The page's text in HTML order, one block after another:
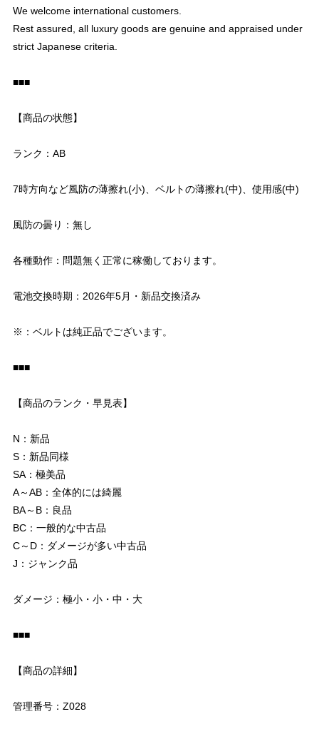
We welcome international customers.
Rest assured, all luxury goods are genuine and appraised under
strict Japanese criteria.
■■■
【商品の状態】
ランク：AB
7時方向など風防の薄擦れ(小)、ベルトの薄擦れ(中)、使用感(中)
風防の曇り：無し
各種動作：問題無く正常に稼働しております。
電池交換時期：2026年5月・新品交換済み
※：ベルトは純正品でございます。
■■■
【商品のランク・早見表】
N：新品
S：新品同様
SA：極美品
A～AB：全体的には綺麗
BA～B：良品
BC：一般的な中古品
C～D：ダメージが多い中古品
J：ジャンク品
ダメージ：極小・小・中・大
■■■
【商品の詳細】
管理番号：Z028